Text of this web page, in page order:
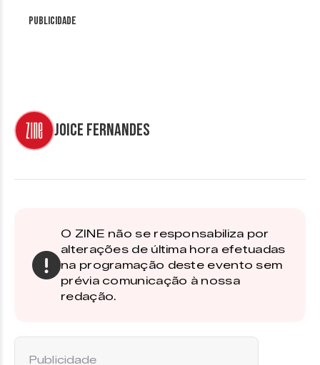
Publicidade
Joice Fernandes
O ZINE não se responsabiliza por
alterações de última hora efetuadas
na programação deste evento sem
prévia comunicação à nossa
redação.
Publicidade